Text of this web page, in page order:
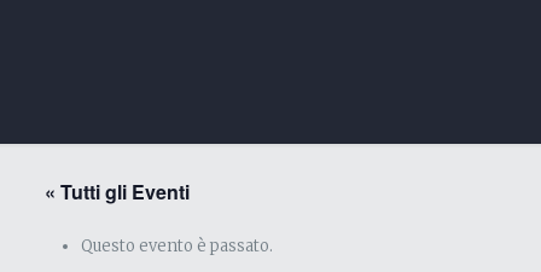
« Tutti gli Eventi
Questo evento è passato.